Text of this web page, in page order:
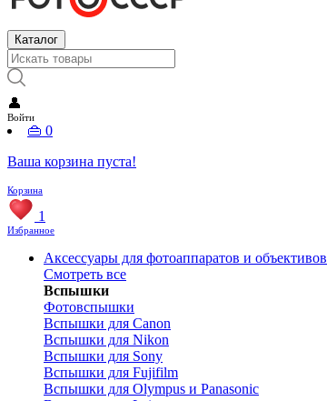
Каталог
👤
Войти
👜 0
Ваша корзина пуста!
Корзина
1
Избранное
Аксессуары для фотоаппаратов и объективов
Смотреть все
Вспышки
Фотовспышки
Вспышки для Canon
Вспышки для Nikon
Вспышки для Sony
Вспышки для Fujifilm
Вспышки для Olympus и Panasonic